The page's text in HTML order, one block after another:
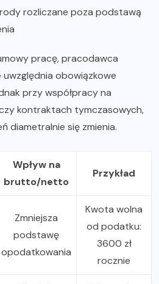
rozliczane poza podstawą
pracę, pracodawca
obowiązkowe
przy współpracy na
kontraktach tymczasowych,
diametralnie się zmienia.
Wpływ na
brutto/netto
Przykład
Zmniejsza
podstawę
opodatkowania
Kwota wolna
od podatku:
3600 zł
rocznie